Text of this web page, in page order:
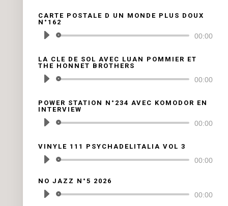
CARTE POSTALE D UN MONDE PLUS DOUX
N°162
Lecteur
00:00
LA CLE DE SOL AVEC LUAN POMMIER ET
THE HONNET BROTHERS
Lecteur
00:00
POWER STATION N°234 AVEC KOMODOR EN
INTERVIEW
Lecteur
00:00
VINYLE 111 PSYCHADELITALIA VOL 3
Lecteur
00:00
NO JAZZ N°5 2026
Lecteur
00:00